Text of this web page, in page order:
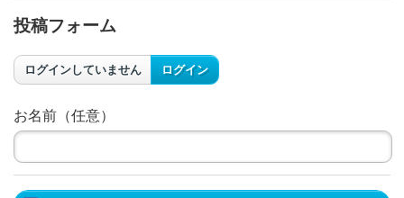
投稿フォーム
ログインしていません ログイン
お名前（任意）